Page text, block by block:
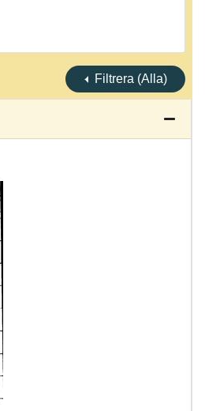
Filtrera (Alla)